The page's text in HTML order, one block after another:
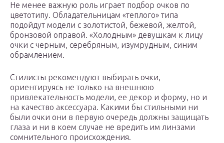
Не менее важную роль играет подбор очков по
цветотипу. Обладательницам «теплого» типа
подойдут модели с золотистой, бежевой, желтой,
бронзовой оправой. «Холодным» девушкам к лицу
очки с черным, серебряным, изумрудным, синим
обрамлением.
Стилисты рекомендуют выбирать очки,
ориентируясь не только на внешнюю
привлекательность модели, ее декор и форму, но и
на качество аксессуара. Какими бы стильными ни
были очки они в первую очередь должны защищать
глаза и ни в коем случае не вредить им линзами
сомнительного происхождения.